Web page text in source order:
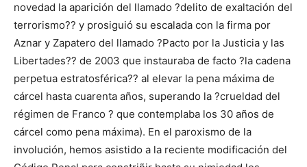
novedad la aparición del llamado ?delito de exaltación del
terrorismo?? y prosiguió su escalada con la firma por
Aznar y Zapatero del llamado ?Pacto por la Justicia y las
Libertades?? de 2003 que instauraba de facto ?la cadena
perpetua estratosférica?? al elevar la pena máxima de
cárcel hasta cuarenta años, superando la ?crueldad del
régimen de Franco ? que contemplaba los 30 años de
cárcel como pena máxima). En el paroxismo de la
involución, hemos asistido a la reciente modificación del